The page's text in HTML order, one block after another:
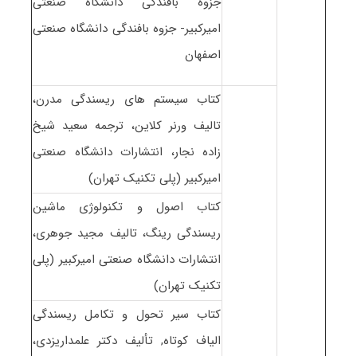
امیرکبیر- جزوه بافندگی دانشگاه صنعتی
اصفهان
کتاب سیستم های ریسندگی مدرن،
تالیف ورنر کلاین، ترجمه سعید شیخ
زاده نجار، انتشارات دانشگاه صنعتی
امیرکبیر (پلی تکنیک تهران)
کتاب اصول و تکنولوژی ماشین
ریسندگی رینگ، تالیف مجید جوهری،
انتشارات دانشگاه صنعتی امیرکبیر (پلی
تکنیک تهران)
کتاب سیر تحول و تکامل ریسندگی
الیاف کوتاه, تألیف دکتر علمداریزدی،